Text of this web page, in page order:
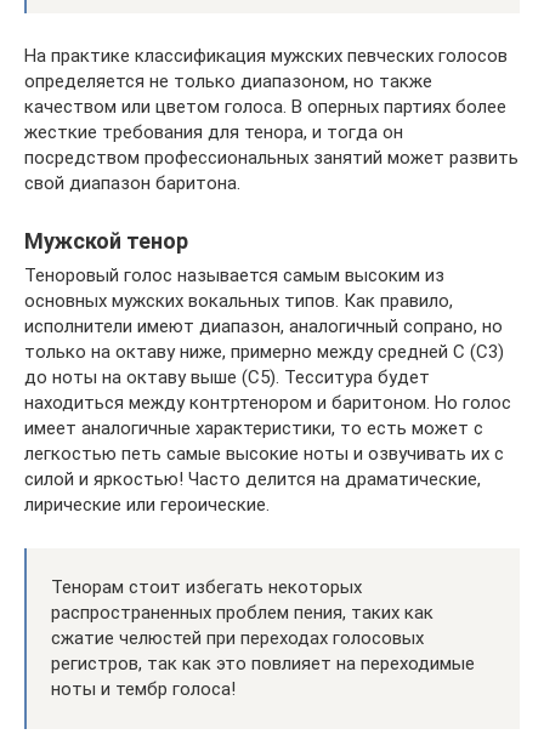
На практике классификация мужских певческих голосов
определяется не только диапазоном, но также
качеством или цветом голоса. В оперных партиях более
жесткие требования для тенора, и тогда он
посредством профессиональных занятий может развить
свой диапазон баритона.
Мужской тенор
Теноровый голос называется самым высоким из
основных мужских вокальных типов. Как правило,
исполнители имеют диапазон, аналогичный сопрано, но
только на октаву ниже, примерно между средней C (C3)
до ноты на октаву выше (C5). Тесситура будет
находиться между контртенором и баритоном. Но голос
имеет аналогичные характеристики, то есть может с
легкостью петь самые высокие ноты и озвучивать их с
силой и яркостью! Часто делится на драматические,
лирические или героические.
Тенорам стоит избегать некоторых
распространенных проблем пения, таких как
сжатие челюстей при переходах голосовых
регистров, так как это повлияет на переходимые
ноты и тембр голоса!